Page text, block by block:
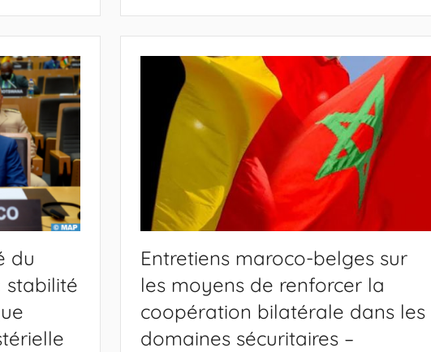
du
stabilité
Entretiens maroco-belges sur
les moyens de renforcer la
coopération bilatérale dans les
domaines sécuritaires –